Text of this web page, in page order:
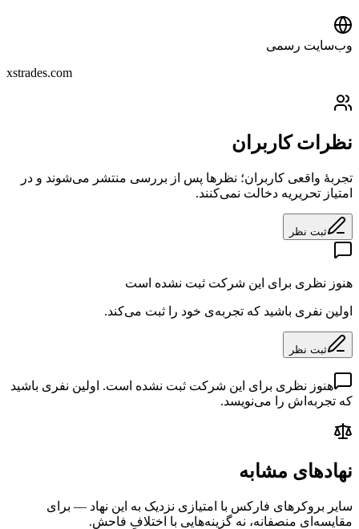
وب‌سایت رسمی
xstrades.com
نظرات کاربران
تجربهٔ واقعی کاربران؛ نظرها پس از بررسی منتشر می‌شوند و در
امتیاز تحریریه دخالت نمی‌کنند.
ثبت نظر
هنوز نظری برای این شرکت ثبت نشده است
اولین نفری باشید که تجربه‌ی خود را ثبت می‌کند.
ثبت نظر
هنوز نظری برای این شرکت ثبت نشده است. اولین نفری باشید
که تجربه‌اش را می‌نویسد.
نهادهای مشابه
سایر بروکرهای فارکس با امتیازی نزدیک به این نهاد — برای
مقایسه‌ای منصفانه، نه گزینه‌هایی با اختلافِ فاحش.